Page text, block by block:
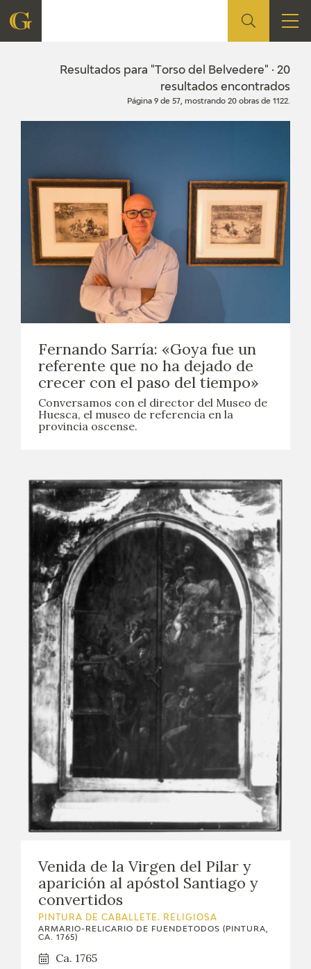
FUNDACIÓN
CONTACTO
PROGRAMACIÓN
ACTIVIDADES
ACTUALIDAD
SALA DE PRENSA
FRANCISCO DE GOYA
CRONOLOGÍA
EL VIAJE DE GOYA
CATÁLOGO
GOYA EN EL MUNDO
GOYA EN ARAGÓN
PREMIO ARAGÓN GOYA
EDICIONES
PUBLICACIONES
TIENDA
TIENDA ONLINE
EDUCA
Resultados para "Torso del Belvedere" · 20
resultados encontrados
Página 9 de 57, mostrando 20 obras de 1122.
Fernando Sarría: «Goya fue un
referente que no ha dejado de
crecer con el paso del tiempo»
Conversamos con el director del Museo de
Huesca, el museo de referencia en la
provincia oscense.
Venida de la Virgen del Pilar y
aparición al apóstol Santiago y
convertidos
PINTURA DE CABALLETE. RELIGIOSA
ARMARIO-RELICARIO DE FUENDETODOS (PINTURA,
CA. 1765)
Ca. 1765